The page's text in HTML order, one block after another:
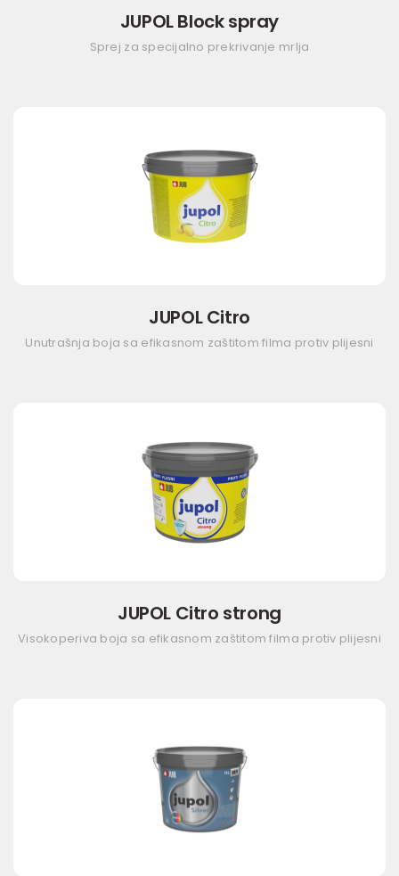
JUPOL Block spray
Sprej za specijalno prekrivanje mrlja
JUPOL Citro
Unutrašnja boja sa efikasnom zaštitom filma protiv plijesni
JUPOL Citro strong
Visokoperiva boja sa efikasnom zaštitom filma protiv plijesni